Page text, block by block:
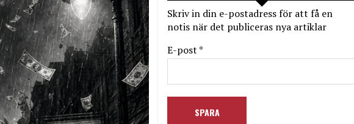
Skriv in din e-postadress för att få en
notis när det publiceras nya artiklar
E-post *